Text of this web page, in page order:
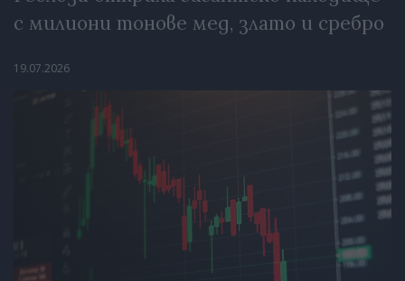
с милиони тонове мед, злато и сребро
19.07.2026